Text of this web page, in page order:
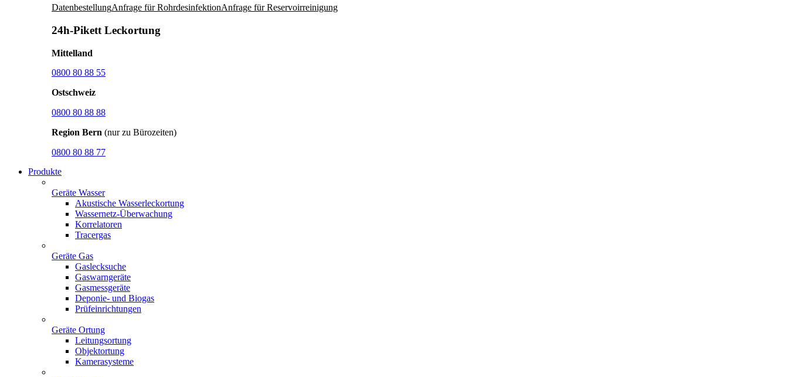
DatenbestellungAnfrage für RohrdesinfektionAnfrage für Reservoirreinigung
24h-Pikett Leckortung
Mittelland
0800 80 88 55
Ostschweiz
0800 80 88 88
Region Bern (nur zu Bürozeiten)
0800 80 88 77
Produkte
Geräte Wasser
Akustische Wasserleckortung
Wassernetz-Überwachung
Korrelatoren
Tracergas
Geräte Gas
Gaslecksuche
Gaswarngeräte
Gasmessgeräte
Deponie- und Biogas
Prüfeinrichtungen
Geräte Ortung
Leitungsortung
Objektortung
Kamerasysteme